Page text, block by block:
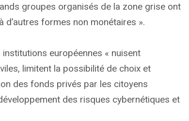
groupes organisés de la zone grise ont
formes non monétaires ».
européennes « nuisent
limitent la possibilité de choix et
des fonds privés par les citoyens
des risques cybernétiques et